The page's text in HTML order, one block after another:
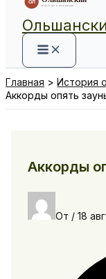
Главная
История
Аккорды опять
Аккорды
От / 18